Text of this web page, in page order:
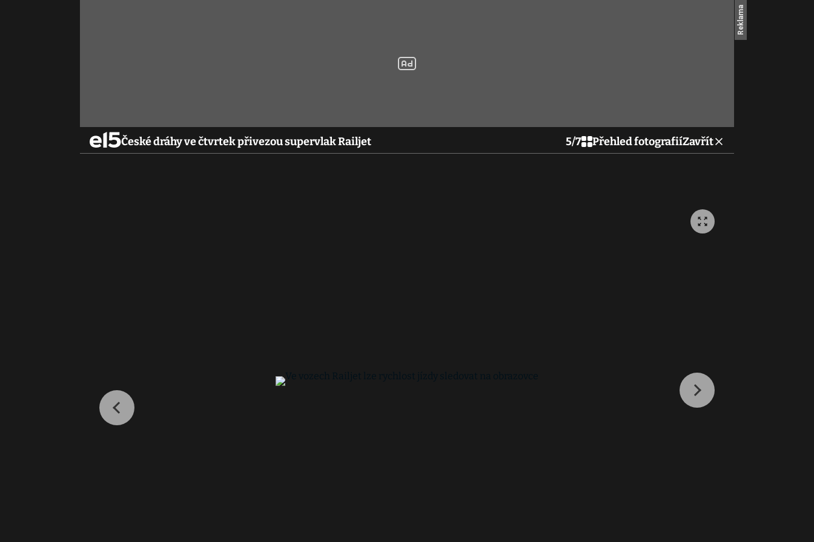
České dráhy ve čtvrtek přivezou supervlak Railjet 5/7 Přehled fotografiíZavřít